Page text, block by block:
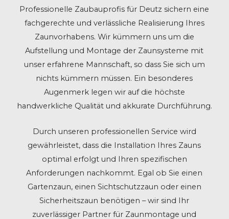
Professionelle Zaubauprofis für Deutz sichern eine
fachgerechte und verlässliche Realisierung Ihres
Zaunvorhabens. Wir kümmern uns um die
Aufstellung und Montage der Zaunsysteme mit
unser erfahrene Mannschaft, so dass Sie sich um
nichts kümmern müssen. Ein besonderes
Augenmerk legen wir auf die höchste
handwerkliche Qualität und akkurate Durchführung.
Durch unseren professionellen Service wird
gewährleistet, dass die Installation Ihres Zauns
optimal erfolgt und Ihren spezifischen
Anforderungen nachkommt. Egal ob Sie einen
Gartenzaun, einen Sichtschutzzaun oder einen
Sicherheitszaun benötigen – wir sind Ihr
zuverlässiger Partner für Zaunmontage und